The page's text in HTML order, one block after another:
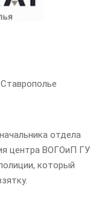
отдела
центра ВОГОиП ГУ
который